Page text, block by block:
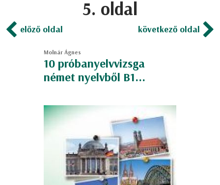
5. oldal
előző oldal következő oldal
Molnár Ágnes
10 próbanyelvvizsga
német nyelvből B1...